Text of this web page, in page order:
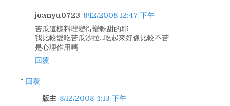
joanyu0723 8/12/2008 12:47 下午
苦瓜這樣料理變得蠻乾甜的耶
我比較愛吃苦瓜沙拉...吃起來好像比較不苦
是心理作用嗎
回覆
回覆
版主 8/12/2008 4:13 下午